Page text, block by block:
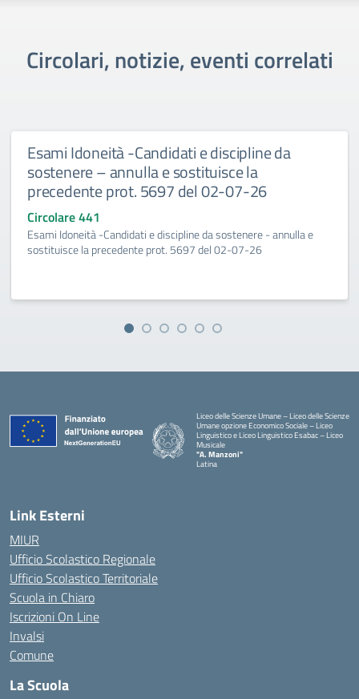
Circolari, notizie, eventi correlati
Esami Idoneità -Candidati e discipline da
sostenere – annulla e sostituisce la
precedente prot. 5697 del 02-07-26
Circolare 441
Esami Idoneità -Candidati e discipline da sostenere - annulla e
sostituisce la precedente prot. 5697 del 02-07-26
Liceo delle Scienze Umane – Liceo delle Scienze
Umane opzione Economico Sociale – Liceo
Linguistico e Liceo Linguistico Esabac – Liceo
Musicale
"A. Manzoni"
Latina
Link Esterni
MIUR
Ufficio Scolastico Regionale
Ufficio Scolastico Territoriale
Scuola in Chiaro
Iscrizioni On Line
Invalsi
Comune
La Scuola